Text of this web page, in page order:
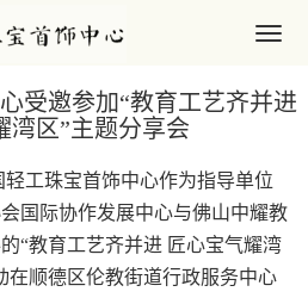
受邀参加“教育工艺齐并进
湾区”主题分享会
轻工珠宝首饰中心作为指导单位
国际协作发展中心与佛山中耀教
“教育工艺齐并进 匠心宝气耀湾
在顺德区伦教街道行政服务中心